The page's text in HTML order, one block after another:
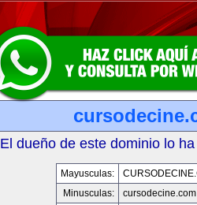
El dueño de este dominio lo
Mayusculas:
Minusculas:
cursodecine.com